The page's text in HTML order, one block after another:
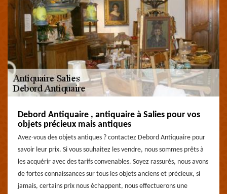
Debord Antiquaire , antiquaire à Salies pour vos
objets précieux mais antiques
Avez-vous des objets antiques ? contactez Debord Antiquaire pour
savoir leur prix. Si vous souhaitez les vendre, nous sommes prêts à
les acquérir avec des tarifs convenables. Soyez rassurés, nous avons
de fortes connaissances sur tous les objets anciens et précieux, si
jamais, certains prix nous échappent, nous effectuerons une